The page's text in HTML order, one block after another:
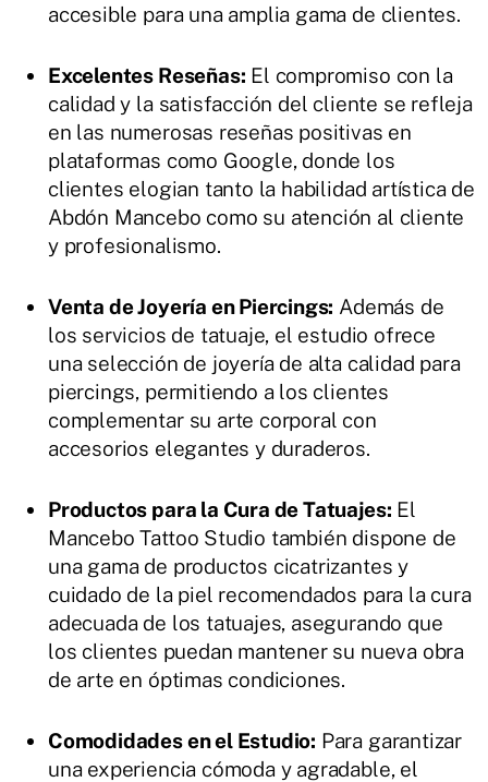
accesible para una amplia gama de clientes.
Excelentes Reseñas: El compromiso con la
calidad y la satisfacción del cliente se refleja
en las numerosas reseñas positivas en
plataformas como Google, donde los
clientes elogian tanto la habilidad artística de
Abdón Mancebo como su atención al cliente
y profesionalismo.
Venta de Joyería en Piercings: Además de
los servicios de tatuaje, el estudio ofrece
una selección de joyería de alta calidad para
piercings, permitiendo a los clientes
complementar su arte corporal con
accesorios elegantes y duraderos.
Productos para la Cura de Tatuajes: El
Mancebo Tattoo Studio también dispone de
una gama de productos cicatrizantes y
cuidado de la piel recomendados para la cura
adecuada de los tatuajes, asegurando que
los clientes puedan mantener su nueva obra
de arte en óptimas condiciones.
Comodidades en el Estudio: Para garantizar
una experiencia cómoda y agradable, el